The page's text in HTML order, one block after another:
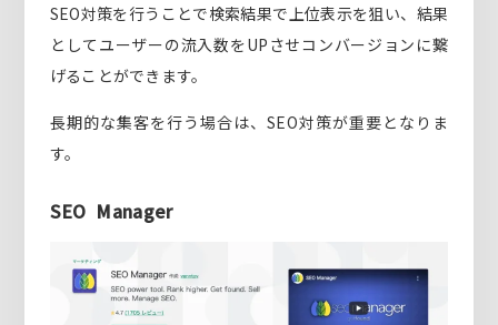
SEO対策を行うことで検索結果で上位表示を狙い、結果
としてユーザーの流入数をUPさせコンバージョンに繋
げることができます。
長期的な集客を行う場合は、SEO対策が重要となりま
す。
SEO Manager